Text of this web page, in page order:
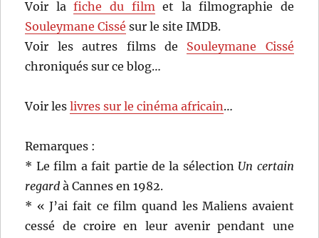
Voir lafiche du filmet la filmographie de
Souleymane Cissé sur le site IMDB.
Voir les autres films de Souleymane Cissé
chroniqués sur ce blog…
Voir leslivres sur le cinéma africain…
Remarques :
* Le film a fait partie de la sélection Un certain
regard à Cannes en 1982.
* « J’ai fait ce film quand les Maliens avaient
cessé de croire en leur avenir pendant une